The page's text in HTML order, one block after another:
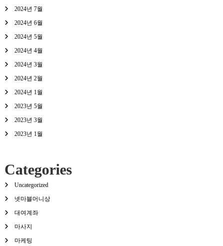
2024년 7월
2024년 6월
2024년 5월
2024년 4월
2024년 3월
2024년 2월
2024년 1월
2023년 5월
2023년 3월
2023년 1월
Categories
Uncategorized
넷마블머니상
대여계좌
마사지
마케팅